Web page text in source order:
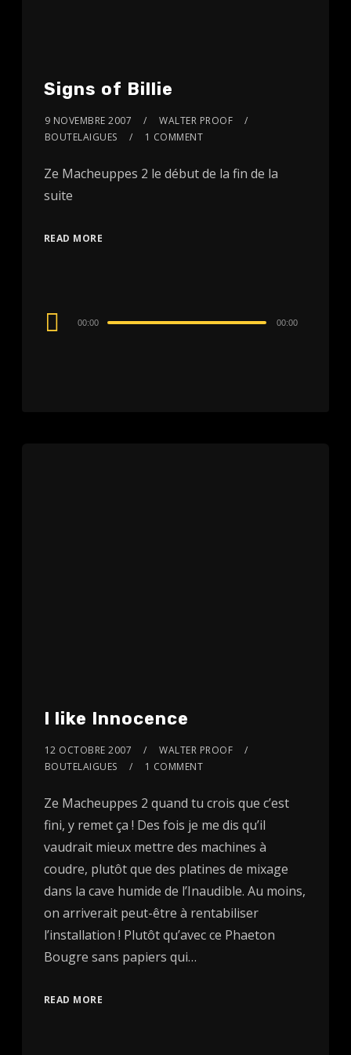
Signs of Billie
9 NOVEMBRE 2007
WALTER PROOF
BOUTELAIGUES
1 COMMENT
Ze Macheuppes 2 le début de la fin de la
suite
READ MORE
Audio
00:00 00:00
I like Innocence
12 OCTOBRE 2007
WALTER PROOF
BOUTELAIGUES
1 COMMENT
Ze Macheuppes 2 quand tu crois que c’est
fini, y remet ça ! Des fois je me dis qu’il
vaudrait mieux mettre des machines à
coudre, plutôt que des platines de mixage
dans la cave humide de l’Inaudible. Au moins,
on arriverait peut-être à rentabiliser
l’installation ! Plutôt qu’avec ce Phaeton
Bougre sans papiers qui…
READ MORE